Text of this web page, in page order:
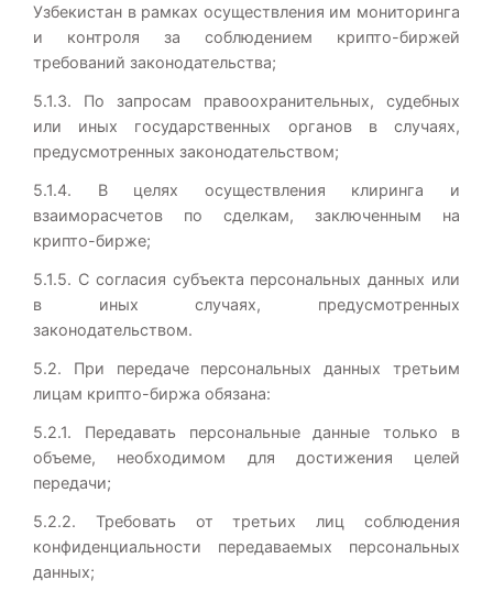
Узбекистан в рамках осуществления им мониторинга
и контроля за соблюдением крипто-биржей
требований законодательства;
5.1.3. По запросам правоохранительных, судебных
или иных государственных органов в случаях,
предусмотренных законодательством;
5.1.4. В целях осуществления клиринга и
взаиморасчетов по сделкам, заключенным на
крипто-бирже;
5.1.5. С согласия субъекта персональных данных или
в иных случаях, предусмотренных
законодательством.
5.2. При передаче персональных данных третьим
лицам крипто-биржа обязана:
5.2.1. Передавать персональные данные только в
объеме, необходимом для достижения целей
передачи;
5.2.2. Требовать от третьих лиц соблюдения
конфиденциальности передаваемых персональных
данных;